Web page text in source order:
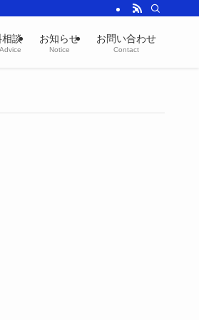
相談 お知らせ
Notice
お問い合わせ
Contact